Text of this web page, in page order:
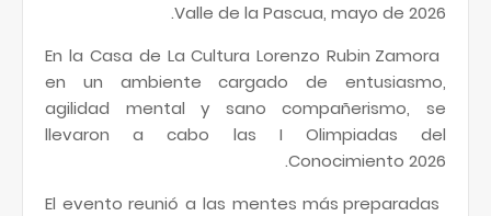
Valle de la Pascua, mayo de 2026.
En la Casa de La Cultura Lorenzo Rubin Zamora
en un ambiente cargado de entusiasmo,
agilidad mental y sano compañerismo, se
llevaron a cabo las I Olimpiadas del
Conocimiento 2026.
El evento reunió a las mentes más preparadas